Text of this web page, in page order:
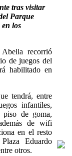
tras visitar
Parque
los
recorrió
de juegos del
habilitado en
tendrá, entre
infantiles,
piso de goma,
de wifi
en el resto
Eduardo
otros.